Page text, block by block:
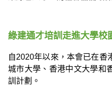
綠建通才培訓走進大學校
自2020年以來，本會已在香
城市大學、香港中文大學和
訓計劃。